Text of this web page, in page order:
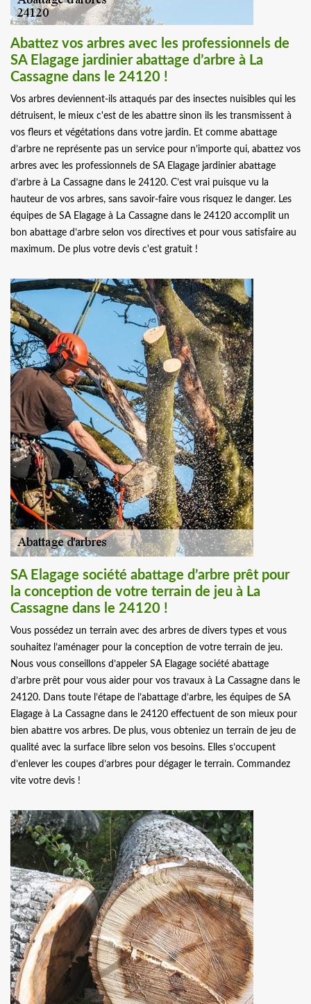
Abattez vos arbres avec les professionnels de
SA Elagage jardinier abattage d’arbre à La
Cassagne dans le 24120 !
Vos arbres deviennent-ils attaqués par des insectes nuisibles qui les
détruisent, le mieux c'est de les abattre sinon ils les transmissent à
vos fleurs et végétations dans votre jardin. Et comme abattage
d’arbre ne représente pas un service pour n’importe qui, abattez vos
arbres avec les professionnels de SA Elagage jardinier abattage
d’arbre à La Cassagne dans le 24120. C’est vrai puisque vu la
hauteur de vos arbres, sans savoir-faire vous risquez le danger. Les
équipes de SA Elagage à La Cassagne dans le 24120 accomplit un
bon abattage d’arbre selon vos directives et pour vous satisfaire au
maximum. De plus votre devis c'est gratuit !
SA Elagage société abattage d’arbre prêt pour
la conception de votre terrain de jeu à La
Cassagne dans le 24120 !
Vous possédez un terrain avec des arbres de divers types et vous
souhaitez l’aménager pour la conception de votre terrain de jeu.
Nous vous conseillons d’appeler SA Elagage société abattage
d’arbre prêt pour vous aider pour vos travaux à La Cassagne dans le
24120. Dans toute l’étape de l’abattage d’arbre, les équipes de SA
Elagage à La Cassagne dans le 24120 effectuent de son mieux pour
bien abattre vos arbres. De plus, vous obteniez un terrain de jeu de
qualité avec la surface libre selon vos besoins. Elles s’occupent
d’enlever les coupes d’arbres pour dégager le terrain. Commandez
vite votre devis !